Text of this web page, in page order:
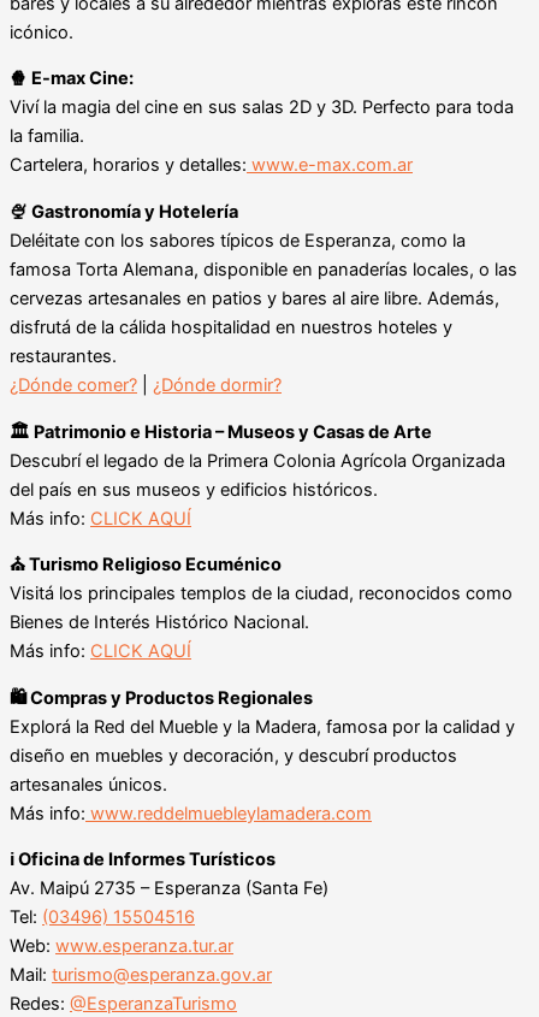
icónico.
🍿 E-max Cine:
Viví la magia del cine en sus salas 2D y 3D. Perfecto para toda
la familia.
Cartelera, horarios y detalles: www.e-max.com.ar
🍨 Gastronomía y Hotelería
Deléitate con los sabores típicos de Esperanza, como la
famosa Torta Alemana, disponible en panaderías locales, o las
cervezas artesanales en patios y bares al aire libre. Además,
disfrutá de la cálida hospitalidad en nuestros hoteles y
restaurantes.
¿Dónde comer?
¿Dónde dormir?
🏛️ Patrimonio e Historia – Museos y Casas de Arte
Descubrí el legado de la Primera Colonia Agrícola Organizada
del país en sus museos y edificios históricos.
Más info: CLICK AQUÍ
⛪ Turismo Religioso Ecuménico
Visitá los principales templos de la ciudad, reconocidos como
Bienes de Interés Histórico Nacional.
Más info: CLICK AQUÍ
🛍️ Compras y Productos Regionales
Explorá la Red del Mueble y la Madera, famosa por la calidad y
diseño en muebles y decoración, y descubrí productos
artesanales únicos.
Más info: www.reddelmuebleylamadera.com
ℹ️ Oficina de Informes Turísticos
Av. Maipú 2735 – Esperanza (Santa Fe)
Tel: (03496) 15504516
Web: www.esperanza.tur.ar
Mail: turismo@esperanza.gov.ar
Redes: @EsperanzaTurismo